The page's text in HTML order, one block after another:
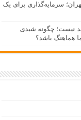
سرمایه‌گذاری برای یک
نیست؛ چگونه شیدی
هماهنگ باشد؟